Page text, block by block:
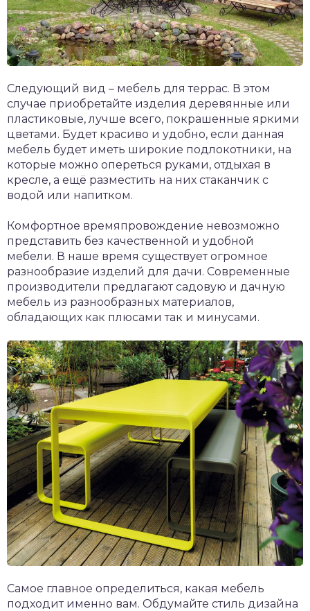
Следующий вид – мебель для террас. В этом
случае приобретайте изделия деревянные или
пластиковые, лучше всего, покрашенные яркими
цветами. Будет красиво и удобно, если данная
мебель будет иметь широкие подлокотники, на
которые можно опереться руками, отдыхая в
кресле, а ещё разместить на них стаканчик с
водой или напитком.
Комфортное времяпровождение невозможно
представить без качественной и удобной
мебели. В наше время существует огромное
разнообразие изделий для дачи. Современные
производители предлагают садовую и дачную
мебель из разнообразных материалов,
обладающих как плюсами так и минусами.
Самое главное определиться, какая мебель
подходит именно вам. Обдумайте стиль дизайна